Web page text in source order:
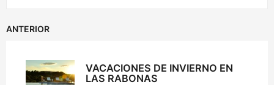
ANTERIOR
VACACIONES DE INVIERNO EN
LAS RABONAS